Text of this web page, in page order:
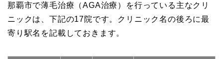
那覇市で薄毛治療（AGA治療）を行っている主なクリ
ニックは、下記の17院です。クリニック名の後ろに最
寄り駅名を記載しておきます。